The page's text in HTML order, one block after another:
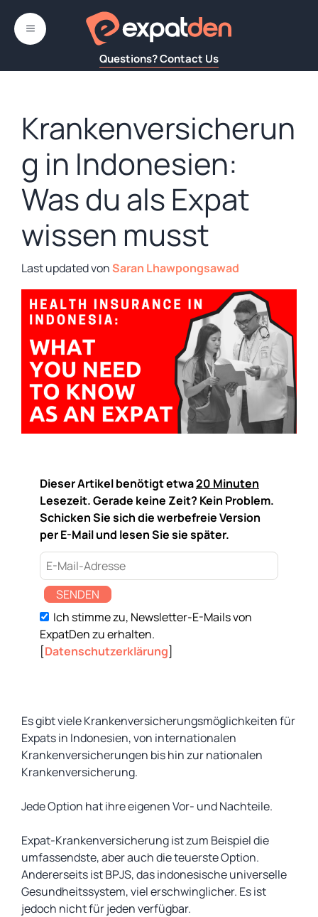
Inhalt
springen
Questions? Contact Us
MENÜ
Krankenversicherun
g in Indonesien:
Was du als Expat
wissen musst
von Saran Lhawpongsawad
Dieser Artikel benötigt etwa20 Minuten
Lesezeit. Gerade keine Zeit? Kein Problem.
Schicken Sie sich die werbefreie Version
per E-Mail und lesen Sie sie später.
SENDEN
Ich stimme zu, Newsletter-E-Mails von
ExpatDen zu erhalten.
[Datenschutzerklärung]
Es gibt viele Krankenversicherungsmöglichkeiten für
Expats in Indonesien, von internationalen
Krankenversicherungen bis hin zur nationalen
Krankenversicherung.
Jede Option hat ihre eigenen Vor- und Nachteile.
Expat-Krankenversicherung ist zum Beispiel die
umfassendste, aber auch die teuerste Option.
Andererseits ist BPJS, das indonesische universelle
Gesundheitssystem, viel erschwinglicher. Es ist
jedoch nicht für jeden verfügbar.